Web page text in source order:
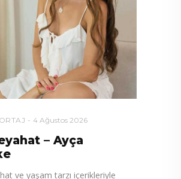
4 Ağustos 2026
– Ayça
ve yaşam tarzı içerikleriyle